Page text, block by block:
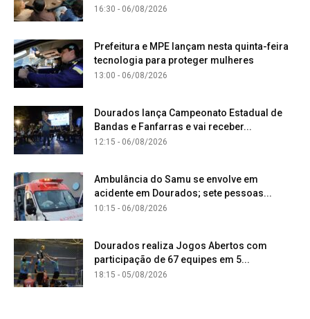
16:30 - 06/08/2026
Prefeitura e MPE lançam nesta quinta-feira
tecnologia para proteger mulheres
13:00 - 06/08/2026
Dourados lança Campeonato Estadual de
Bandas e Fanfarras e vai receber...
12:15 - 06/08/2026
Ambulância do Samu se envolve em
acidente em Dourados; sete pessoas...
10:15 - 06/08/2026
Dourados realiza Jogos Abertos com
participação de 67 equipes em 5...
18:15 - 05/08/2026